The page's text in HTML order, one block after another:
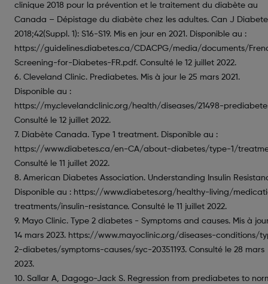
clinique 2018 pour la prévention et le traitement du diabète au
Canada – Dépistage du diabète chez les adultes. Can J
2018;42(Suppl. 1): S16-S19. Mis en jour en 2021. Disponible au :
https://guidelines.diabetes.ca/CDACPG/media/documents/
Screening-for-Diabetes-FR.pdf. Consulté le 12 juillet 2022.
6. Cleveland Clinic. Prediabetes. Mis à jour le 25 mars 2021.
Disponible au :
https://my.clevelandclinic.org/health/diseases/21498-
Consulté le 12 juillet 2022.
7. Diabète Canada. Type 1 treatment. Disponible au :
https://www.diabetes.ca/en-CA/about-diabetes/type-1/
Consulté le 11 juillet 2022.
8. American Diabetes Association. Understanding Insulin
Disponible au : https://www.diabetes.org/healthy-living/
treatments/insulin-resistance. Consulté le 11 juillet 2022.
9. Mayo Clinic. Type 2 diabetes - Symptoms and causes. Mis à
14 mars 2023. https://www.mayoclinic.org/diseases-conditions/
2-diabetes/symptoms-causes/syc-20351193. Consulté le 28 mars
2023.
10. Sallar A, Dagogo-Jack S. Regression from prediabetes to